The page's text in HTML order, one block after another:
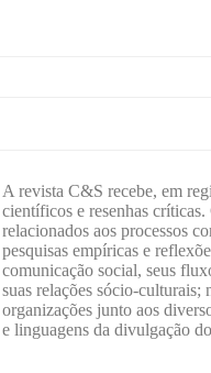
A revista C&S recebe, em
científicos e resenhas
relacionados aos processos
pesquisas empíricas e
comunicação social, seus
suas relações sócio-culturais;
organizações junto aos
e linguagens da divulgação